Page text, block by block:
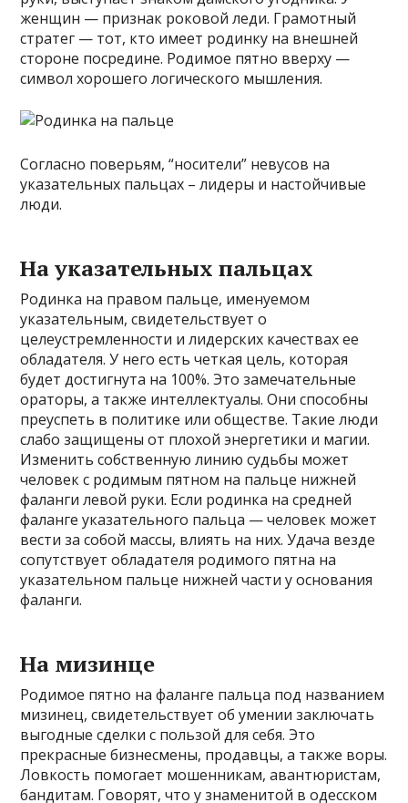
женщин — признак роковой леди. Грамотный
стратег — тот, кто имеет родинку на внешней
стороне посредине. Родимое пятно вверху —
символ хорошего логического мышления.
Согласно поверьям, “носители” невусов на
указательных пальцах – лидеры и настойчивые
люди.
На указательных пальцах
Родинка на правом пальце, именуемом
указательным, свидетельствует о
целеустремленности и лидерских качествах ее
обладателя. У него есть четкая цель, которая
будет достигнута на 100%. Это замечательные
ораторы, а также интеллектуалы. Они способны
преуспеть в политике или обществе. Такие люди
слабо защищены от плохой энергетики и магии.
Изменить собственную линию судьбы может
человек с родимым пятном на пальце нижней
фаланги левой руки. Если родинка на средней
фаланге указательного пальца — человек может
вести за собой массы, влиять на них. Удача везде
сопутствует обладателя родимого пятна на
указательном пальце нижней части у основания
фаланги.
На мизинце
Родимое пятно на фаланге пальца под названием
мизинец, свидетельствует об умении заключать
выгодные сделки с пользой для себя. Это
прекрасные бизнесмены, продавцы, а также воры.
Ловкость помогает мошенникам, авантюристам,
бандитам. Говорят, что у знаменитой в одесском